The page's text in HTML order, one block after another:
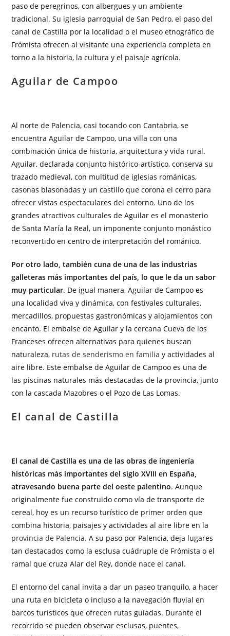
paso de peregrinos, con albergues y un ambiente
tradicional. Su iglesia parroquial de San Pedro, el paso del
canal de Castilla por la localidad o el museo etnográfico de
Frómista ofrecen al visitante una experiencia completa en
torno a la historia, la cultura y el paisaje agrícola.
Aguilar de Campoo
Al norte de Palencia, casi tocando con Cantabria, se
encuentra Aguilar de Campoo, una villa con una
combinación única de historia, arquitectura y vida rural.
Aguilar, declarada conjunto histórico-artístico, conserva su
trazado medieval, con multitud de iglesias románicas,
casonas blasonadas y un castillo que corona el cerro para
ofrecer vistas espectaculares del entorno. Uno de los
grandes atractivos culturales de Aguilar es el monasterio
de Santa María la Real, un imponente conjunto monástico
reconvertido en centro de interpretación del románico.
Por otro lado, también cuna de una de las industrias
galleteras más importantes del país, lo que le da un sabor
muy particular. De igual manera, Aguilar de Campoo es
una localidad viva y dinámica, con festivales culturales,
mercadillos, propuestas gastronómicas y alojamientos con
encanto. El embalse de Aguilar y la cercana Cueva de los
Franceses ofrecen alternativas para quienes buscan
naturaleza, rutas de senderismo en familia y actividades al
aire libre. Este embalse de Aguilar de Campoo es una de
las piscinas naturales más destacadas de la provincia, junto
con la cascada Mazobres o el Pozo de Las Lomas.
El canal de Castilla
El canal de Castilla es una de las obras de ingeniería
históricas más importantes del siglo XVIII en España,
atravesando buena parte del oeste palentino. Aunque
originalmente fue construido como vía de transporte de
cereal, hoy es un recurso turístico de primer orden que
combina historia, paisajes y actividades al aire libre en la
provincia de Palencia. A su paso por Palencia, deja lugares
tan destacados como la esclusa cuádruple de Frómista o el
ramal que cruza Alar del Rey, donde nace el canal.
El entorno del canal invita a dar un paseo tranquilo, a hacer
una ruta en bicicleta o incluso a la navegación fluvial en
barcos turísticos que ofrecen rutas guiadas. Durante el
recorrido se pueden observar esclusas, puentes,